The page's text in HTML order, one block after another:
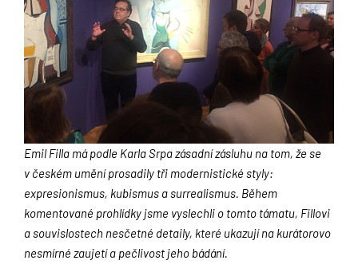
Emil Filla má podle Karla Srpa zásadní zásluhu na tom, že se
v českém umění prosadily tři modernistické styly:
expresionismus, kubismus a surrealismus. Během
komentované prohlídky jsme vyslechli o tomto támatu, Fillovi
a souvislostech nesčetné detaily, které ukazují na kurátorovo
nesmírné zaujetí a pečlivost jeho bádání.